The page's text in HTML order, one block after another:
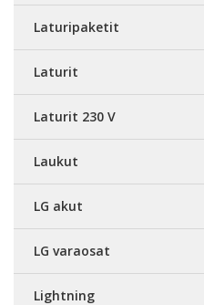
Laturipaketit
Laturit
Laturit 230 V
Laukut
LG akut
LG varaosat
Lightning